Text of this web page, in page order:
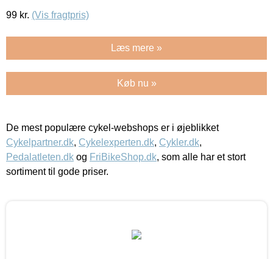
99 kr. (Vis fragtpris)
Læs mere »
Køb nu »
De mest populære cykel-webshops er i øjeblikket
Cykelpartner.dk, Cykelexperten.dk, Cykler.dk,
Pedalatleten.dk og FriBikeShop.dk, som alle har et stort
sortiment til gode priser.